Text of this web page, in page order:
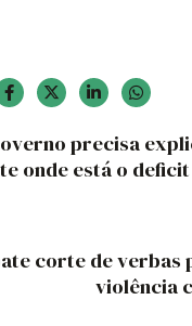
precisa
onde está o
corte de verbas
violência